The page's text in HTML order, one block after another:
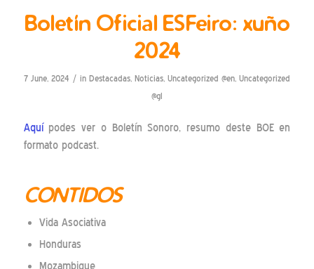
Boletín Oficial ESFeiro: xuño
2024
7 June, 2024 / in Destacadas, Noticias, Uncategorized @en, Uncategorized
@gl
Aquípodes ver o Boletín Sonoro, resumo deste BOE en
formato podcast.
CONTIDOS
Vida Asociativa
Honduras
Mozambique